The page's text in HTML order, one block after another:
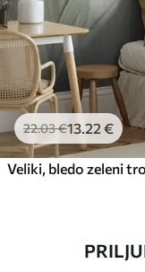
22.03€13 .22 €